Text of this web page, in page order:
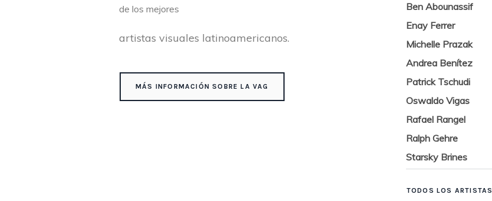
de los mejores
artistas visuales latinoamericanos.
MÁS INFORMACIÓN SOBRE LA VAG
Ben Abounassif
Enay Ferrer
Michelle Prazak
Andrea Benítez
Patrick Tschudi
Oswaldo Vigas
Rafael Rangel
Ralph Gehre
Starsky Brines
TODOS LOS ARTISTAS